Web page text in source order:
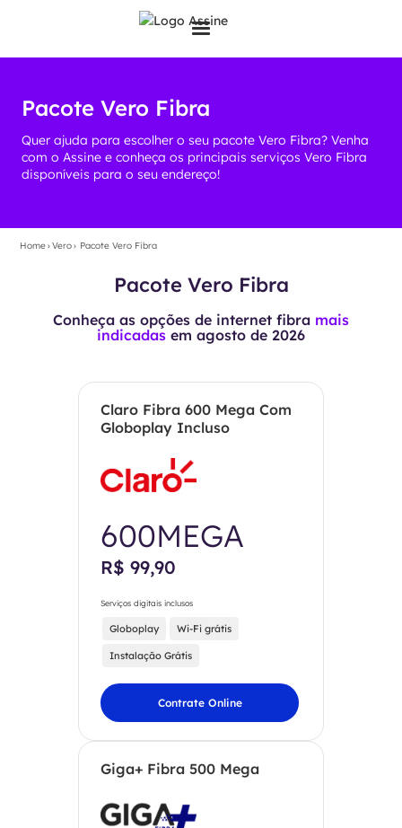
Pacote Vero Fibra
Quer ajuda para escolher o seu pacote Vero Fibra? Venha
com o Assine e conheça os principais serviços Vero Fibra
disponíveis para o seu endereço!
Home›Vero› Pacote Vero Fibra
Pacote Vero Fibra
Conheça as opções de internet fibra mais
indicadas em agosto de 2026
Claro Fibra 600 Mega Com
Globoplay Incluso
600MEGA
R$ 99,90
Serviços digitais inclusos
Globoplay Wi-Fi grátis
Instalação Grátis
Contrate Online
Giga+ Fibra 500 Mega